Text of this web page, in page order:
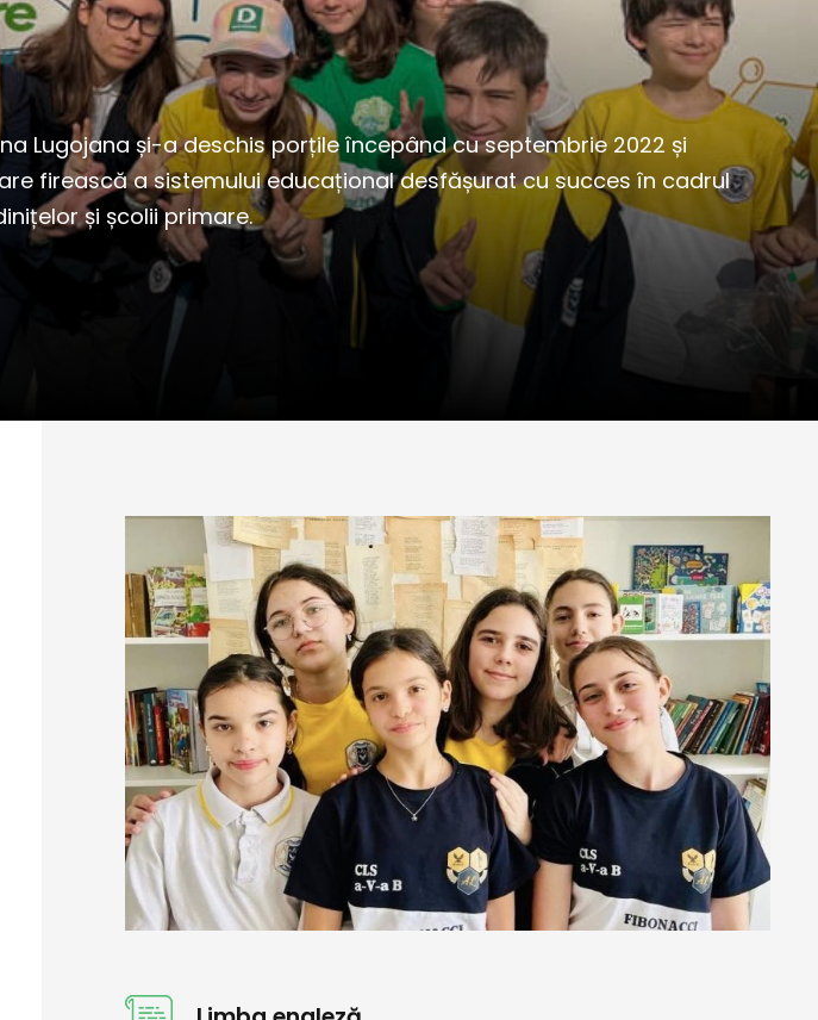
Lugojana și-a deschis porțile începând cu septembrie 2022 și
firească a sistemului educațional desfășurat cu succes în cadrul
și școlii primare.